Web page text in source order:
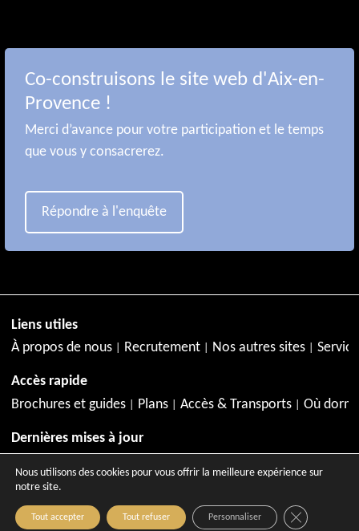
Co-construisons le site web d'Aix-en-
Provence !
Merci d’avance pour votre participation et le temps
que vous y consacrerez.
Répondre à l'enquête
Liens utiles
À propos de nous
Recrutement Nos autres sites
Accès rapide
Brochures et guides
Plans Accès & Transports Où
Dernières mises à jour
Copyright © 2026 - Site officiel de l'Office de Tourisme
Nous utilisons des cookies pour vous offrir la meilleure expérience sur
notre site.
Tout accepter Tout refuser Personnaliser Close GDPR